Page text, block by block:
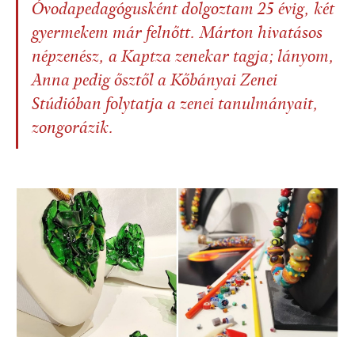
Óvodapedagógusként dolgoztam 25 évig, két
gyermekem már felnőtt. Márton hivatásos
népzenész, a Kaptza zenekar tagja; lányom,
Anna pedig ősztől a Kőbányai Zenei
Stúdióban folytatja a zenei tanulmányait,
zongorázik.